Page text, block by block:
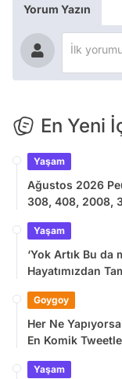
Yorum Yazın
En Yeni
Yaşam
Ağustos 2026
308, 408, 2008,
Yaşam
‘Yok Artık Bu
Hayatımızdan
Goygoy
Her Ne
En Komik
Yaşam